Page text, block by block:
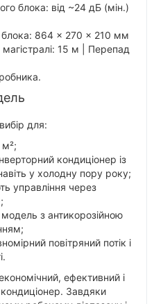
блока: від ~24 дБ (мін.)
блока: 864 × 270 × 210 мм
15 м | Перепад
для:
кондиціонер із
у холодну пору року;
управління через
з антикорозійною
повітряний потік і
ефективний і
Завдяки